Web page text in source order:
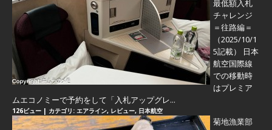
最低額入札
チャレンジ
＝往路編＝
（2025/10/1
5記載） 日本
航空国際線
での移動時
はプレミア
ムエコノミーで予約をして「入札アップグレ...
126ビュー | カテゴリ: エアライン, レビュー, 日本航空
菊地漁業部